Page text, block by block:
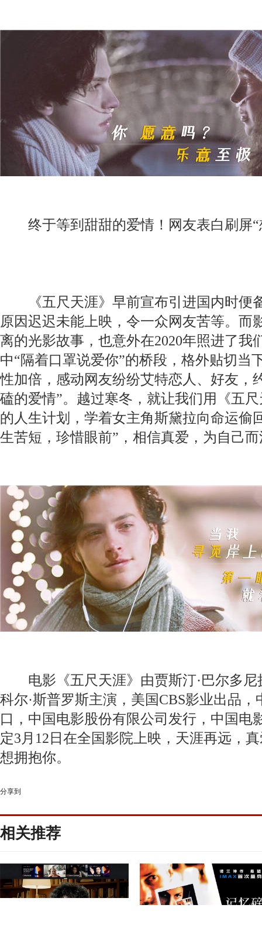
终于等到甜甜的爱情！网友表白刷屏“
《五尺天涯》早前宣布引进国内时便
原因迟迟未能上映，令一众网友苦等。而
离的光影故事，也意外在2020年照进了我
中“隔着口罩说爱你”的桥段，格外贴切当
性加倍，感动网友纷纷艾特恋人、好友，
磕的爱情”。越过寒冬，就让我们用《五
的人生计划，学着女主角斯黛拉向命运偷
生苦短，珍惜眼前”，相信真爱，为自己
电影《五尺天涯》由贾斯汀·巴尔多尼
科尔·斯普罗斯主演，美国CBS影业出品
口，中国电影股份有限公司发行，中国电
定3月12日在全国影院上映，天涯再远，
想拥抱你。
分享到
相关推荐